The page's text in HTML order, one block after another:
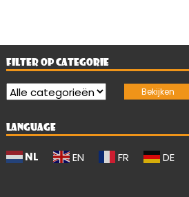
FILTER OP CATEGORIE
LANGUAGE
NL EN FR DE